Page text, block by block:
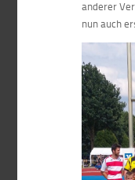
anderer
nun auch